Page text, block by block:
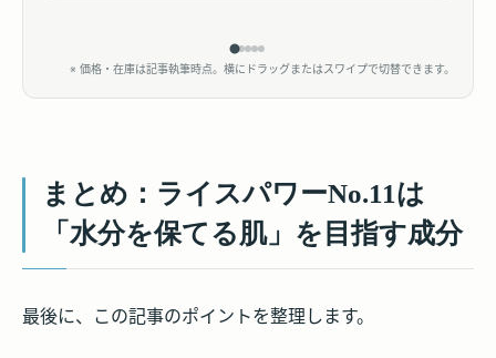
※ 価格・在庫は記事執筆時点。横にドラッグまたはスワイプで切替できます。
まとめ：ライスパワーNo.11は
「水分を保てる肌」を目指す成分
最後に、この記事のポイントを整理します。